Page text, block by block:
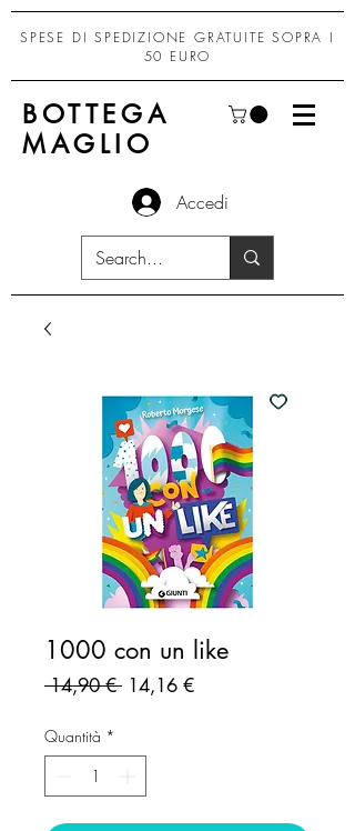
SPESE DI SPEDIZIONE GRATUITE SOPRA I
50 EURO
BOTTEGA
MAGLIO
Accedi
1000 con un like
14,90 € Prezzo
14,16 €Prezzo
Quantità *